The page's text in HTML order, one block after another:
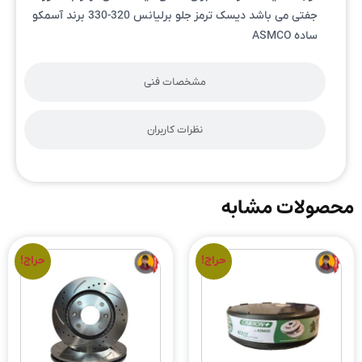
مشخصات فنی
نظرات کاربران
جفتی می باشد دیسک ترمز جلو برلیانس 320-330 برند آسمکو
ساده ASMCO
محصولات مشابه
حراج! حراج!